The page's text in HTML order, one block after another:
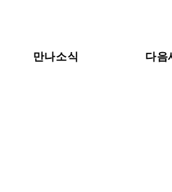
만나소식 다음